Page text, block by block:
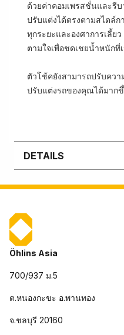
ด้วยค่าคอมเพรสชั่นและรี
ปรับแต่งได้ตรงตามสไตล์
ทุกระยะและองศาการเลี้ย
ตามใจเพื่อชดเชยน้ำหนักที่
ตัวโช้คยังสามารถปรับคว
ปรับแต่งรถของคุณได้มาก
DETAILS
Öhlins Asia
700/937 ม.5
ต.หนองกะขะ อ.พานทอง
จ.ชลบุรี 20160